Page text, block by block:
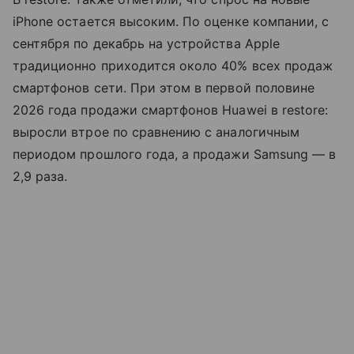
iPhone остается высоким. По оценке компании, с
сентября по декабрь на устройства Apple
традиционно приходится около 40% всех продаж
смартфонов сети. При этом в первой половине
2026 года продажи смартфонов Huawei в restore:
выросли втрое по сравнению с аналогичным
периодом прошлого года, а продажи Samsung — в
2,9 раза.